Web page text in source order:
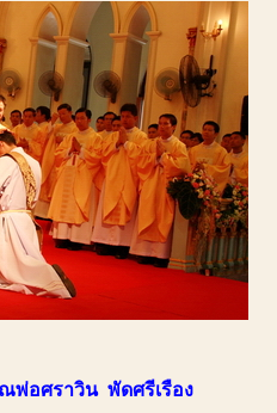
พ่อศราวิน พัดศรีเรือง